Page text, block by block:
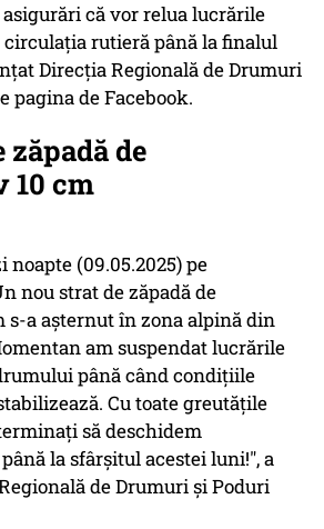
că vor relua lucrările
rutieră până la finalul
Direcţia Regională de Drumuri
pagina de Facebook.
zăpadă de
10 cm
noapte (09.05.2025) pe
nou strat de zăpadă de
s-a aşternut în zona alpină din
am suspendat lucrările
până când condiţiile
Cu toate greutăţile
să deschidem
la sfârşitul acestei luni!", a
de Drumuri şi Poduri